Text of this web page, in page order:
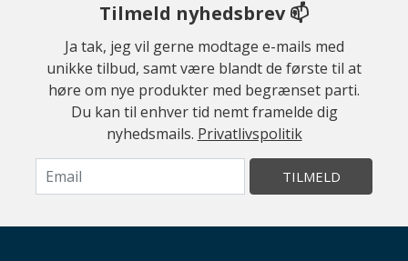
Tilmeld nyhedsbrev 📫
Ja tak, jeg vil gerne modtage e-mails med
unikke tilbud, samt være blandt de første til at
høre om nye produkter med begrænset parti.
Du kan til enhver tid nemt framelde dig
nyhedsmails. Privatlivspolitik
TILMELD